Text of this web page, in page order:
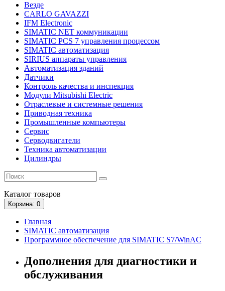
Везде
CARLO GAVAZZI
IFM Electronic
SIMATIC NET коммуникации
SIMATIC PCS 7 управления процессом
SIMATIC автоматизация
SIRIUS аппараты управления
Автоматизация зданий
Датчики
Контроль качества и инспекция
Модули Mitsubishi Electric
Отраслевые и системные решения
Приводная техника
Промышленные компьютеры
Сервис
Серводвигатели
Техника автоматизации
Цилиндры
Каталог товаров
Корзина: 0
Главная
SIMATIC автоматизация
Программное обеспечение для SIMATIC S7/WinAC
Дополнения для диагностики и
обслуживания